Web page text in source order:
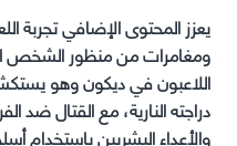
يعزز المحتوى الإضافي تجربة
ومغامرات من منظور الشخص
اللاعبون في ديكون وهو
دراجته النارية، مع القتال ضد
والأعداء البشريين باستخدام